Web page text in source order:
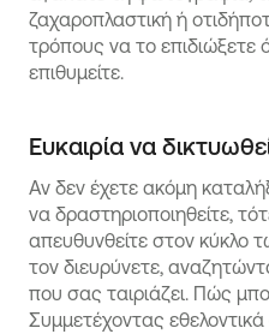
ζαχαροπλαστική ή
τρόπους να το επιδιώξετε
επιθυμείτε.
Ευκαιρία να
Αν δεν έχετε ακόμη
να δραστηριοποιηθείτε,
απευθυνθείτε στον κύκλο
τον διευρύνετε,
που σας ταιριάζει. Πώς
Συμμετέχοντας